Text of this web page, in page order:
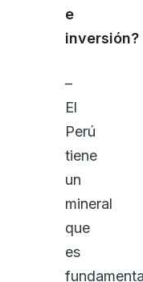
e
inversión?
–
El
Perú
tiene
un
mineral
que
es